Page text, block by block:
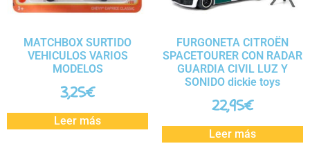
MATCHBOX SURTIDO
VEHICULOS VARIOS
MODELOS
3,25€
Leer más
FURGONETA CITROËN
SPACETOURER CON RADAR
GUARDIA CIVIL LUZ Y
SONIDO dickie toys
22,95€
Leer más